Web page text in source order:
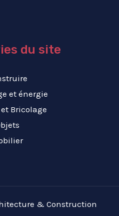
du site
et énergie
Bricolage
& Construction